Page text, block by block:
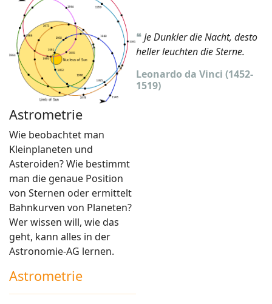
Astrometrie
Wie beobachtet man
Kleinplaneten und
Asteroiden? Wie bestimmt
man die genaue Position
von Sternen oder ermittelt
Bahnkurven von Planeten?
Wer wissen will, wie das
geht, kann alles in der
Astronomie-AG lernen.
Astrometrie
❝Je Dunkler die Nacht, desto
heller leuchten die Sterne.
Leonardo da Vinci (1452-
1519)